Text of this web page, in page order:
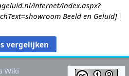
internet/index.aspx?
Beeld en Geluid] |
Wiki